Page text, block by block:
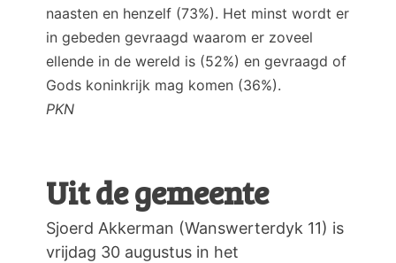
naasten en henzelf (73%). Het minst wordt er
in gebeden gevraagd waarom er zoveel
ellende in de wereld is (52%) en gevraagd of
Gods koninkrijk mag komen (36%).
PKN
Uit de gemeente
Sjoerd Akkerman (Wanswerterdyk 11) is
vrijdag 30 augustus in het